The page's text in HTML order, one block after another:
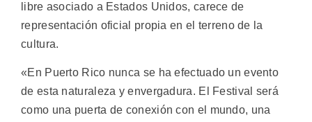
libre asociado a Estados Unidos, carece de
representación oficial propia en el terreno de la
cultura.
«En Puerto Rico nunca se ha efectuado un evento
de esta naturaleza y envergadura. El Festival será
como una puerta de conexión con el mundo, una